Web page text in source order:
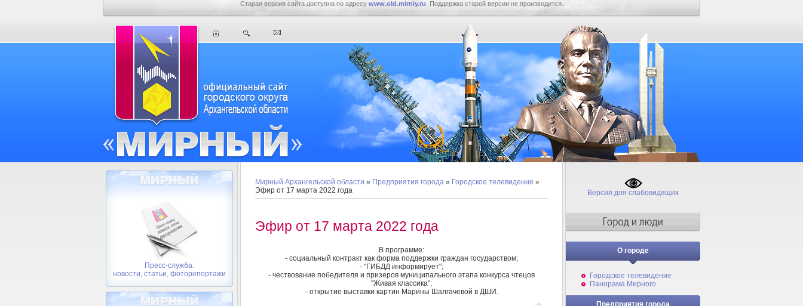
Старая версия сайта доступна по адресу www.old.mirniy.ru . Поддержка старой версии не производится.
Пресс-служба:
новости, статьи, фоторепортажи
Мирный Архангельской области » Предприятия города » Городское телевидение »
Эфир от 17 марта 2022 года
Эфир от 17 марта 2022 года
В программе:
- социальный контракт как форма поддержки граждан государством;
- "ГИБДД информирует";
- чествование победителя и призеров муниципального этапа конкурса чтецов
"Живая классика";
- открытие выставки картин Марины Шалгачевой в ДШИ.
Версия для слабовидящих
О городе
Городское телевидение
Панорама Мирного
Предприятия города